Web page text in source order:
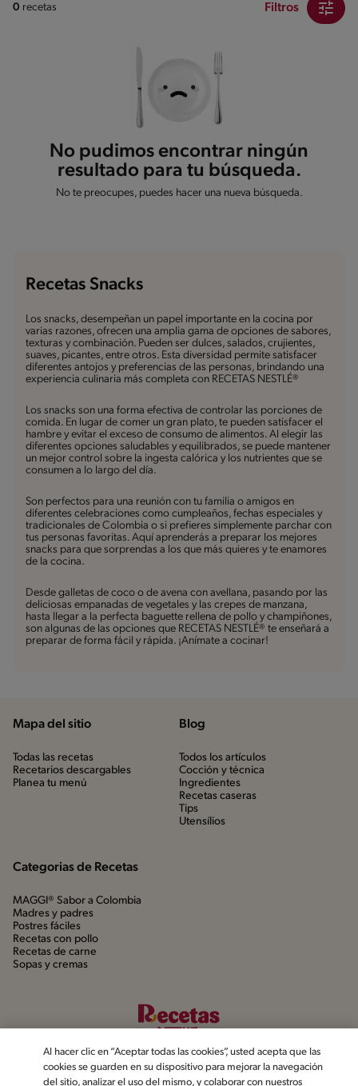
0 recetas Filtros
No pudimos encontrar ningún
resultado para tu búsqueda.
No te preocupes, puedes hacer una nueva búsqueda.
Recetas Snacks
Los snacks, desempeñan un papel importante en la cocina por
varias razones, ofrecen una amplia gama de opciones de sabores,
texturas y combinación. Pueden ser dulces, salados, crujientes,
suaves, picantes, entre otros. Esta diversidad permite satisfacer
diferentes antojos y preferencias de las personas, brindando una
experiencia culinaria más completa con RECETAS NESTLÉ®
Los snacks son una forma efectiva de controlar las porciones de
comida. En lugar de comer un gran plato, te pueden satisfacer el
hambre y evitar el exceso de consumo de alimentos. Al elegir las
diferentes opciones saludables y equilibrados, se puede mantener
un mejor control sobre la ingesta calórica y los nutrientes que se
consumen a lo largo del día.
Son perfectos para una reunión con tu familia o amigos en
diferentes celebraciones como cumpleaños, fechas especiales y
tradicionales de Colombia o si prefieres simplemente parchar con
tus personas favoritas. Aquí aprenderás a preparar los mejores
snacks para que sorprendas a los que más quieres y te enamores
de la cocina.
Desde galletas de coco o de avena con avellana, pasando por las
deliciosas empanadas de vegetales y las crepes de manzana,
hasta llegar a la perfecta baguette rellena de pollo y champiñones,
son algunas de las opciones que RECETAS NESTLÉ® te enseñará a
preparar de forma fácil y rápida. ¡Anímate a cocinar!
Mapa del sitio
Todas las recetas
Recetarios descargables
Planea tu menú
Blog
Todos los artículos
Cocción y técnica
Ingredientes
Recetas caseras
Tips
Utensílios
Categorias de Recetas
MAGGI® Sabor a Colombia
Madres y padres
Postres fáciles
Recetas con pollo
Recetas de carne
Sopas y cremas
Al hacer clic en “Aceptar todas las cookies”, usted acepta que las
cookies se guarden en su dispositivo para mejorar la navegación
del sitio, analizar el uso del mismo, y colaborar con nuestros